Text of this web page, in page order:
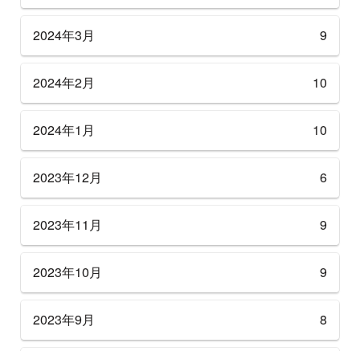
2024年3月 9
2024年2月 10
2024年1月 10
2023年12月 6
2023年11月 9
2023年10月 9
2023年9月 8